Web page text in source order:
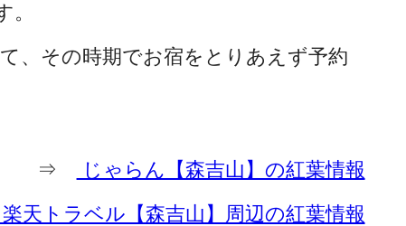
、その時期でお宿をとりあえず予約
⇒
じゃらん【森吉山】の紅葉情報
楽天トラベル【森吉山】周辺の紅葉情報